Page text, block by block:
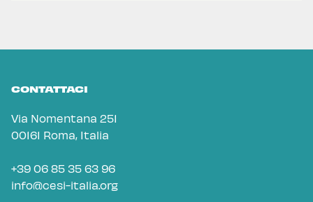
CONTATTACI
Via Nomentana 251
00161 Roma, Italia
+39 06 85 35 63 96
info@cesi-italia.org